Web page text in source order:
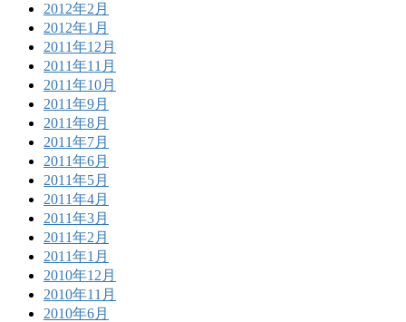
2012年2月
2012年1月
2011年12月
2011年11月
2011年10月
2011年9月
2011年8月
2011年7月
2011年6月
2011年5月
2011年4月
2011年3月
2011年2月
2011年1月
2010年12月
2010年11月
2010年6月